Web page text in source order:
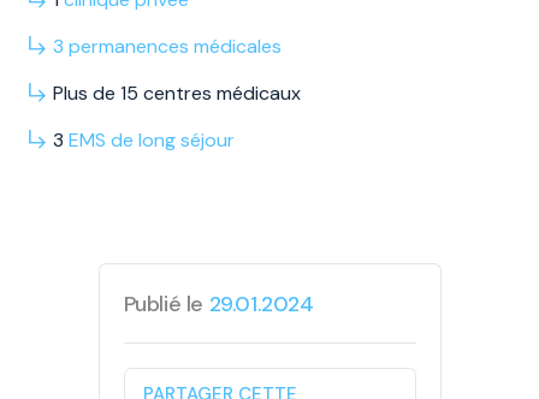
3 permanences médicales
Plus de 15 centres médicaux
3 EMS de longséjour
Publié le 29.01.2024